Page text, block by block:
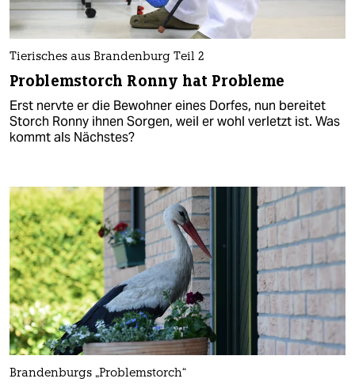
Tierisches aus Brandenburg Teil 2
Problemstorch Ronny hat Probleme
Erst nervte er die Bewohner eines Dorfes, nun bereitet
Storch Ronny ihnen Sorgen, weil er wohl verletzt ist. Was
kommt als Nächstes?
Brandenburgs „Problemstorch“